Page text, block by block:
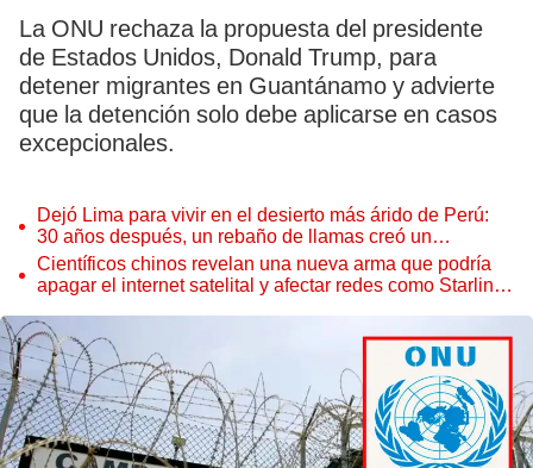
La ONU rechaza la propuesta del presidente
de Estados Unidos, Donald Trump, para
detener migrantes en Guantánamo y advierte
que la detención solo debe aplicarse en casos
excepcionales.
Dejó Lima para vivir en el desierto más árido de Perú:
30 años después, un rebaño de llamas creó un
sorprendente ecosistema
Científicos chinos revelan una nueva arma que podría
apagar el internet satelital y afectar redes como Starlink